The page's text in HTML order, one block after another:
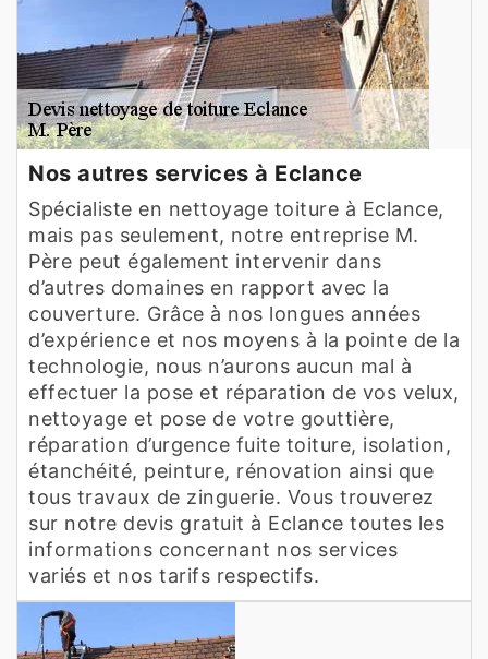
Nos autres services à Eclance
Spécialiste en nettoyage toiture à Eclance,
mais pas seulement, notre entreprise M.
Père peut également intervenir dans
d’autres domaines en rapport avec la
couverture. Grâce à nos longues années
d’expérience et nos moyens à la pointe de la
technologie, nous n’aurons aucun mal à
effectuer la pose et réparation de vos velux,
nettoyage et pose de votre gouttière,
réparation d’urgence fuite toiture, isolation,
étanchéité, peinture, rénovation ainsi que
tous travaux de zinguerie. Vous trouverez
sur notre devis gratuit à Eclance toutes les
informations concernant nos services
variés et nos tarifs respectifs.